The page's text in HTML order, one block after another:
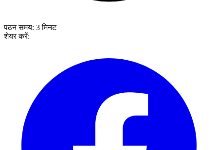
पठन समय: 3मिनट
शेयर करें: